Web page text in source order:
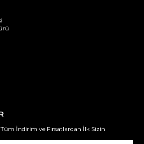
İndirim ve Fırsatlardan İlk Sizin